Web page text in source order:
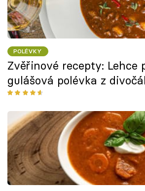
POLÉVKY
Zvěřinové recepty: Lehce
gulášová polévka z